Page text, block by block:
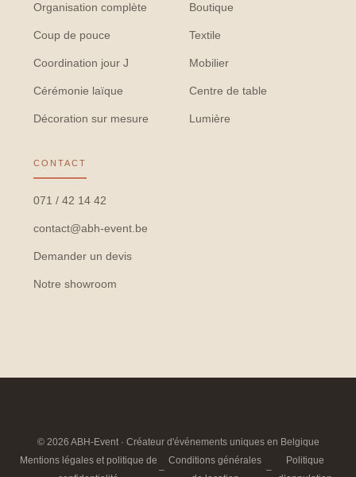
Organisation complète
Coup de pouce
Coordination jour J
Cérémonie laïque
Décoration sur mesure
Boutique
Textile
Mobilier
Centre de table
Lumière
CONTACT
071 / 42 14 42
contact@abh-event.be
Demander un devis
Notre showroom
© 2026 ABH-Event · Créateur d'événements uniques en Belgique
Mentions légales et politique de
–
Conditions générales
–
Politique